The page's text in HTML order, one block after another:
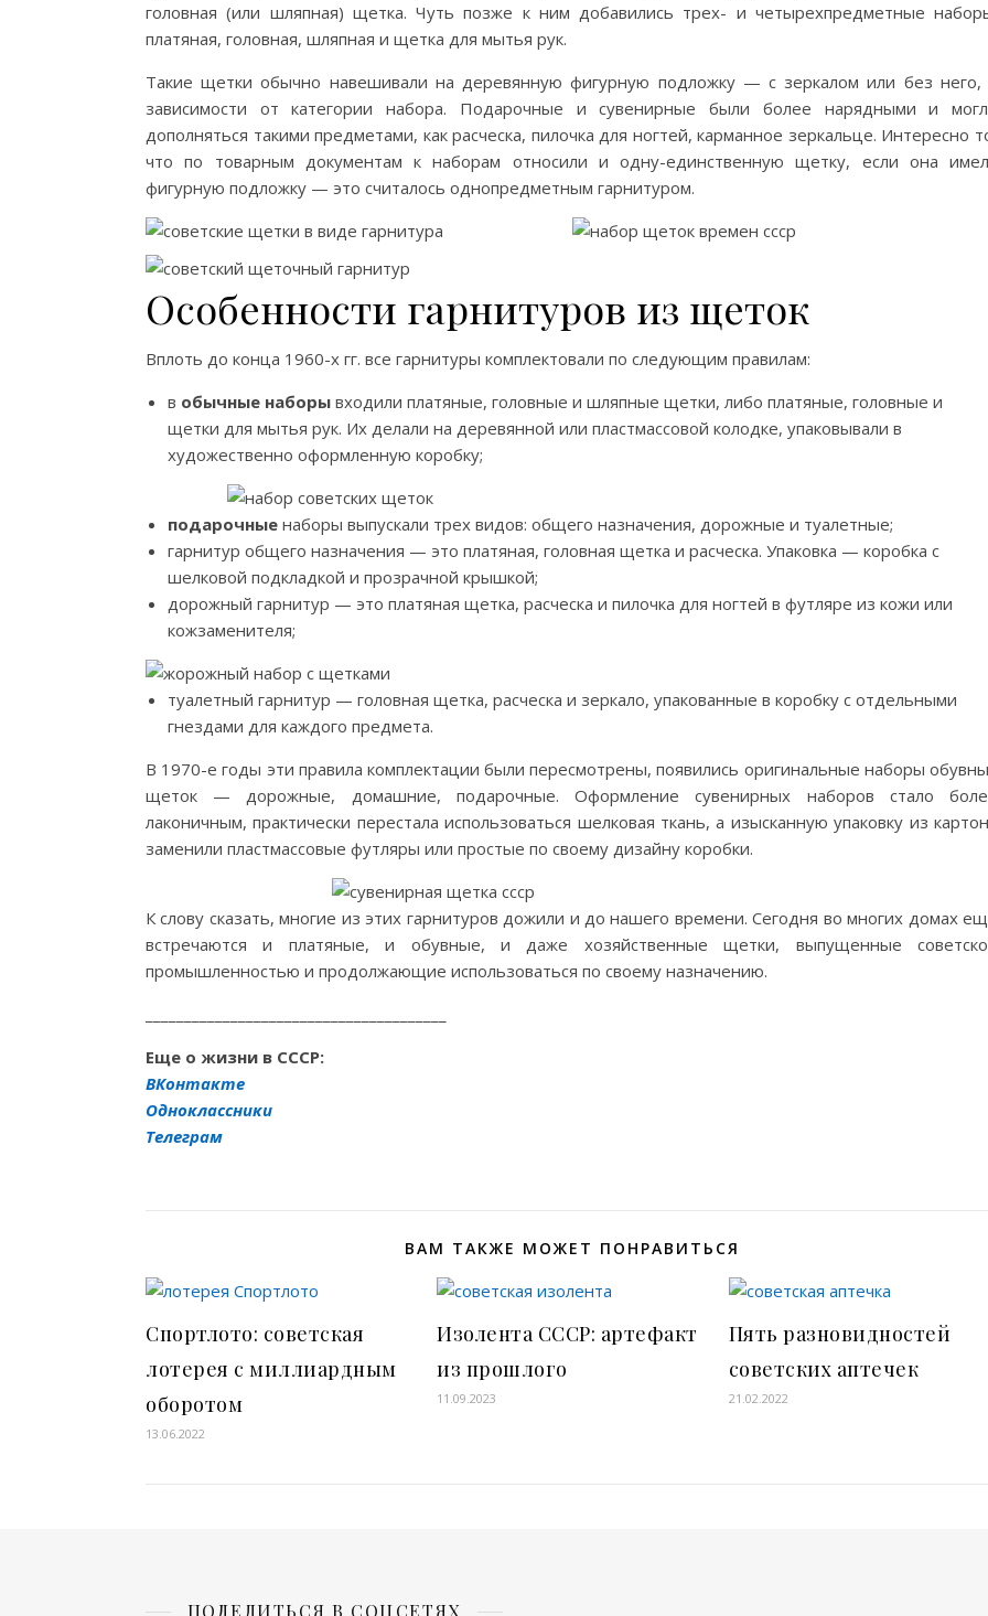
головная (или шляпная) щетка. Чуть позже к ним добавились трех- и четырехпредметные
платяная, головная, шляпная и щетка для мытья рук.
Такие щетки обычно навешивали на деревянную фигурную подложку — с зеркалом или без него,
зависимости от категории набора. Подарочные и сувенирные были более нарядными и
дополняться такими предметами, как расческа, пилочка для ногтей, карманное зеркальце. Интересно
что по товарным документам к наборам относили и одну-единственную щетку, если она
фигурную подложку — это считалось однопредметным гарнитуром.
Особенности гарнитуров из щеток
Вплоть до конца 1960-х гг. все гарнитуры комплектовали по следующим правилам:
в обычные наборы входили платяные, головные и шляпные щетки, либо платяные, головные и
щетки для мытья рук. Их делали на деревянной или пластмассовой колодке, упаковывали в
художественно оформленную коробку;
подарочные наборы выпускали трех видов: общего назначения, дорожные и туалетные;
гарнитур общего назначения — это платяная, головная щетка и расческа. Упаковка — коробка с
шелковой подкладкой и прозрачной крышкой;
дорожный гарнитур — это платяная щетка, расческа и пилочка для ногтей в футляре из кожи или
кожзаменителя;
туалетный гарнитур — головная щетка, расческа и зеркало, упакованные в коробку с отдельными
гнездами для каждого предмета.
В 1970-е годы эти правила комплектации были пересмотрены, появились оригинальные наборы
щеток — дорожные, домашние, подарочные. Оформление сувенирных наборов стало
лаконичным, практически перестала использоваться шелковая ткань, а изысканную упаковку из
заменили пластмассовые футляры или простые по своему дизайну коробки.
К слову сказать, многие из этих гарнитуров дожили и до нашего времени. Сегодня во многих домах
встречаются и платяные, и обувные, и даже хозяйственные щетки, выпущенные
промышленностью и продолжающие использоваться по своему назначению.
Еще о жизни в СССР:
ВКонтакте
Одноклассники
Телеграм
ВАМ ТАКЖЕ МОЖЕТ ПОНРАВИТЬСЯ
Спортлото: советская
лотерея с миллиардным
оборотом
13.06.2022
Изолента СССР: артефакт
из прошлого
11.09.2023
Пять разновидностей
советских аптечек
21.02.2022
ПОДЕЛИТЬСЯ В СОЦСЕТЯХ